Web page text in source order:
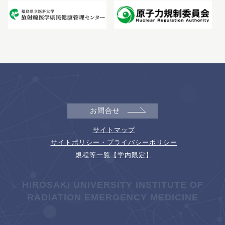
お問合せ
サイトマップ
サイトポリシー・プライバシーポリシー
規程等一覧【学内限定】
HIROSAKI UNIVERSITY INSTITUTE OF
RADIATION EMERGENCY MEDICINE